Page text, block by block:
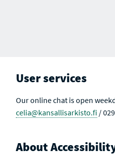
User services
Our online chat is open
celia@kansallisarkisto.fi /
About